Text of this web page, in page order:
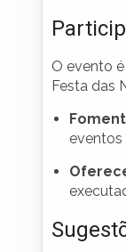
O evento
Festa das
eventos